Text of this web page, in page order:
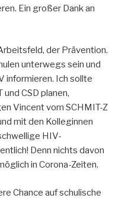
Ein großer Dank an
der Prävention.
unterwegs sein und
informieren. Ich sollte
CSD planen,
Vincent vom SCHMIT-Z
mit den Kolleginnen
HIV-
Denn nichts davon
in Corona-Zeiten.
Chance auf schulische